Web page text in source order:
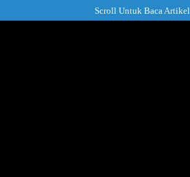
ke
Scroll Untuk Baca Artikel